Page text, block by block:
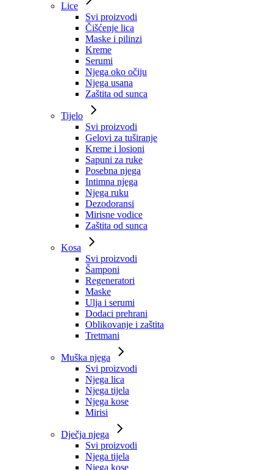
Lice
Svi proizvodi
Čišćenje lica
Maske i pilinzi
Kreme
Serumi
Njega oko očiju
Njega usana
Zaštita od sunca
Tijelo
Svi proizvodi
Gelovi za tuširanje
Kreme i losioni
Sapuni za ruke
Posebna njega
Intimna njega
Njega ruku
Dezodoransi
Mirisne vodice
Zaštita od sunca
Kosa
Svi proizvodi
Šamponi
Regeneratori
Maske
Ulja i serumi
Dodaci prehrani
Oblikovanje i zaštita
Tretmani
Muška njega
Svi proizvodi
Njega lica
Njega tijela
Njega kose
Mirisi
Dječja njega
Svi proizvodi
Njega tijela
Njega kose